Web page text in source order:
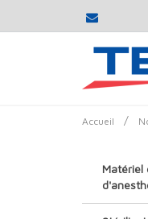
Accueil /
Matériel